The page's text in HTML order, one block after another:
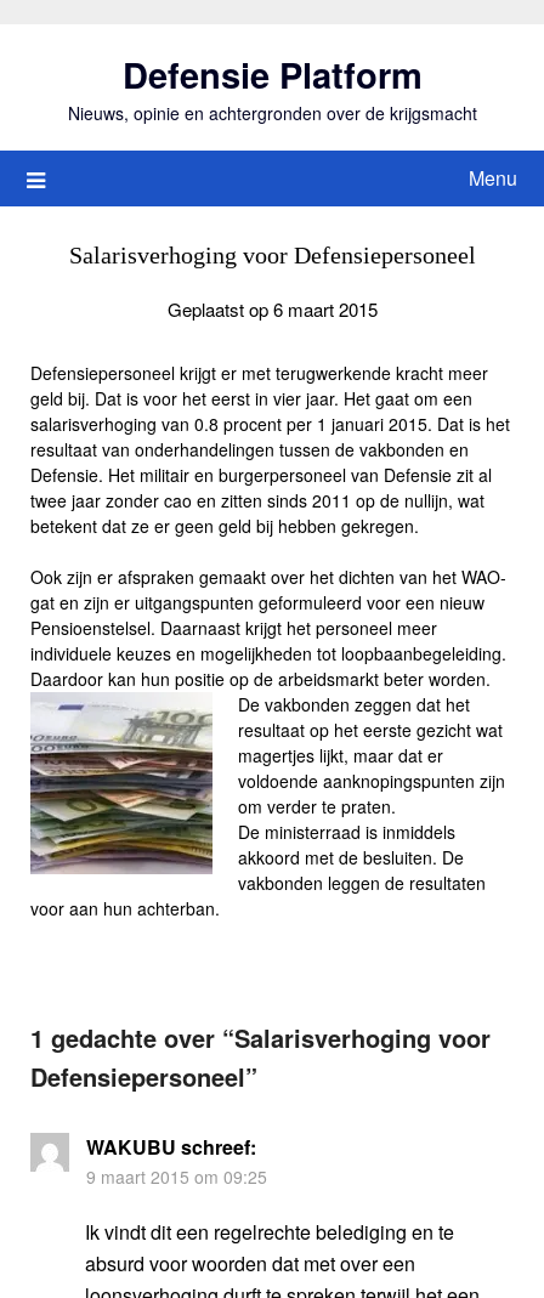
Defensie Platform
Nieuws, opinie en achtergronden over de krijgsmacht
Menu
Salarisverhoging voor Defensiepersoneel
Geplaatst op 6 maart 2015
Defensiepersoneel krijgt er met terugwerkende kracht meer
geld bij. Dat is voor het eerst in vier jaar. Het gaat om een
salarisverhoging van 0.8 procent per 1 januari 2015. Dat is het
resultaat van onderhandelingen tussen de vakbonden en
Defensie. Het militair en burgerpersoneel van Defensie zit al
twee jaar zonder cao en zitten sinds 2011 op de nullijn, wat
betekent dat ze er geen geld bij hebben gekregen.
Ook zijn er afspraken gemaakt over het dichten van het WAO-
gat en zijn er uitgangspunten geformuleerd voor een nieuw
Pensioenstelsel. Daarnaast krijgt het personeel meer
individuele keuzes en mogelijkheden tot loopbaanbegeleiding.
Daardoor kan hun positie op de arbeidsmarkt beter worden.
De vakbonden zeggen dat het
resultaat op het eerste gezicht wat
magertjes lijkt, maar dat er
voldoende aanknopingspunten zijn
om verder te praten.
De ministerraad is inmiddels
akkoord met de besluiten. De
vakbonden leggen de resultaten
voor aan hun achterban.
1 gedachte over “Salarisverhoging voor
Defensiepersoneel”
WAKUBU schreef:
9 maart 2015 om 09:25
Ik vindt dit een regelrechte belediging en te
absurd voor woorden dat met over een